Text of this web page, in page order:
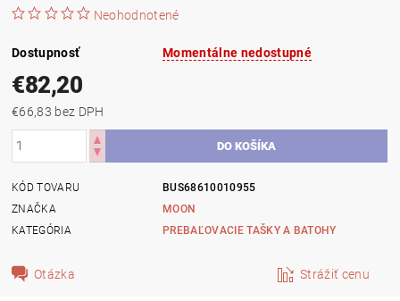
Neohodnotené
Dostupnosť Momentálne nedostupné
€82,20
€66,83 bez DPH
KÓD TOVARU
BUS68610010955
ZNAČKA
MOON
KATEGÓRIA
PREBAĽOVACIE TAŠKY A BATOHY
Otázka Strážiť cenu